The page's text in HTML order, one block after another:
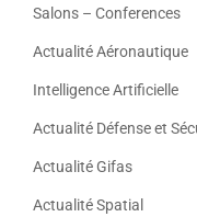
Salons – Conferences
Actualité Aéronautique
Intelligence Artificielle
Actualité Défense et
Actualité Gifas
Actualité Spatial